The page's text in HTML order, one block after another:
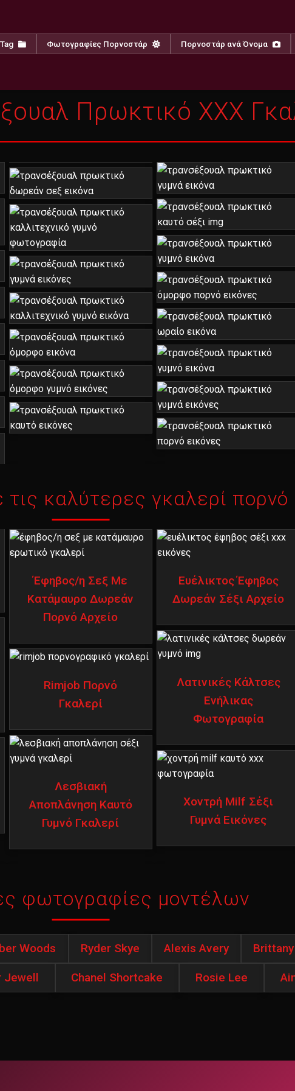
Φωτογραφίες Πορνοστάρ Πορνοστάρ ανά Όνομα
Πρωκτικό XXX
τις καλύτερες γκαλερί πορνό
Έφηβος/η Σεξ Με
Κατάμαυρο Δωρεάν
Πορνό Αρχείο
Rimjob Πορνό
Γκαλερί
Λεσβιακή
Αποπλάνηση Καυτό
Γυμνό Γκαλερί
Ευέλικτος Έφηβος
Δωρεάν Σέξι Αρχείο
Λατινικές Κάλτσες
Ενήλικας
Φωτογραφία
Χοντρή Milf Σέξι
Γυμνά Εικόνες
φωτογραφίες μοντέλων
Woods Ryder Skye Alexis Avery
Jewell Chanel Shortcake Rosie Lee